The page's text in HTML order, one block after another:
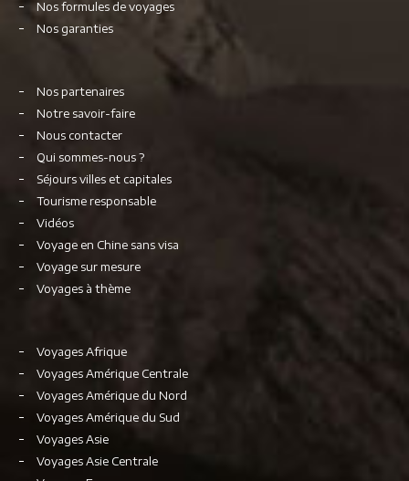
Nos formules de voyages
Nos garanties
Nos partenaires
Notre savoir-faire
Nous contacter
Qui sommes-nous ?
Séjours villes et capitales
Tourisme responsable
Vidéos
Voyage en Chine sans visa
Voyage sur mesure
Voyages à thème
Voyages Afrique
Voyages Amérique Centrale
Voyages Amérique du Nord
Voyages Amérique du Sud
Voyages Asie
Voyages Asie Centrale